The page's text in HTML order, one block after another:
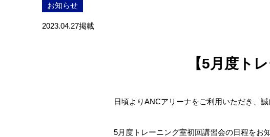
お知らせ
2023.04.27掲載
【5月度ト
日頃よりANCアリーナをご利用いただき、誠
5月度トレーニング室初回講習会の日程をお